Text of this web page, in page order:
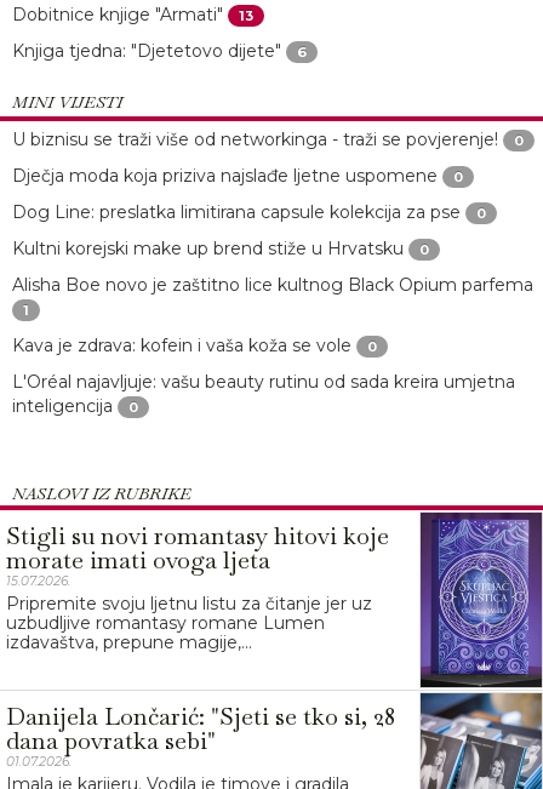
Dobitnice knjige "Armati" 13
Knjiga tjedna: "Djetetovo dijete" 6
MINI VIJESTI
U biznisu se traži više od networkinga - traži se povjerenje!
0
Dječja moda koja priziva najslađe ljetne uspomene 0
Dog Line: preslatka limitirana capsule kolekcija za pse 0
Kultni korejski make up brend stiže u Hrvatsku 0
Alisha Boe novo je zaštitno lice kultnog Black Opium parfema
1
Kava je zdrava: kofein i vaša koža se vole 0
L'Oréal najavljuje: vašu beauty rutinu od sada kreira umjetna
inteligencija
0
NASLOVI IZ RUBRIKE
Stigli su novi romantasy hitovi koje
morate imati ovoga ljeta
15.07.2026.
Pripremite svoju ljetnu listu za čitanje jer uz
uzbudljive romantasy romane Lumen
izdavaštva, prepune magije,...
Danijela Lončarić: "Sjeti se tko si, 28
dana povratka sebi"
01.07.2026.
Imala je karijeru. Vodila je timove i gradila